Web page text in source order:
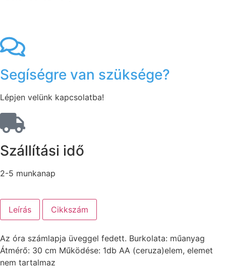
Segíségre van szüksége?
Lépjen velünk kapcsolatba!
Szállítási idő
2-5 munkanap
Leírás Cikkszám
Az óra számlapja üveggel fedett. Burkolata: műanyag
Átmérő: 30 cm Működése: 1db AA (ceruza)elem, elemet
nem tartalmaz